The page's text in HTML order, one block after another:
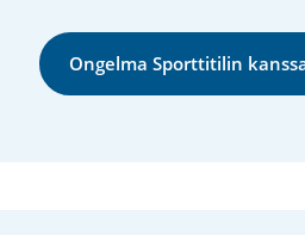
Ongelma Sporttitilin